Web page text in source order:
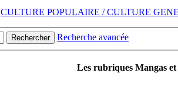
CULTURE POPULAIRE / CULTURE
Rechercher Recherche avancée
Les rubriques Mangas